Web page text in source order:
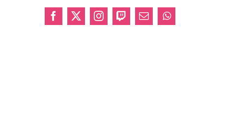
Facebook
X InstagramTwitchCorreoWhatsApp